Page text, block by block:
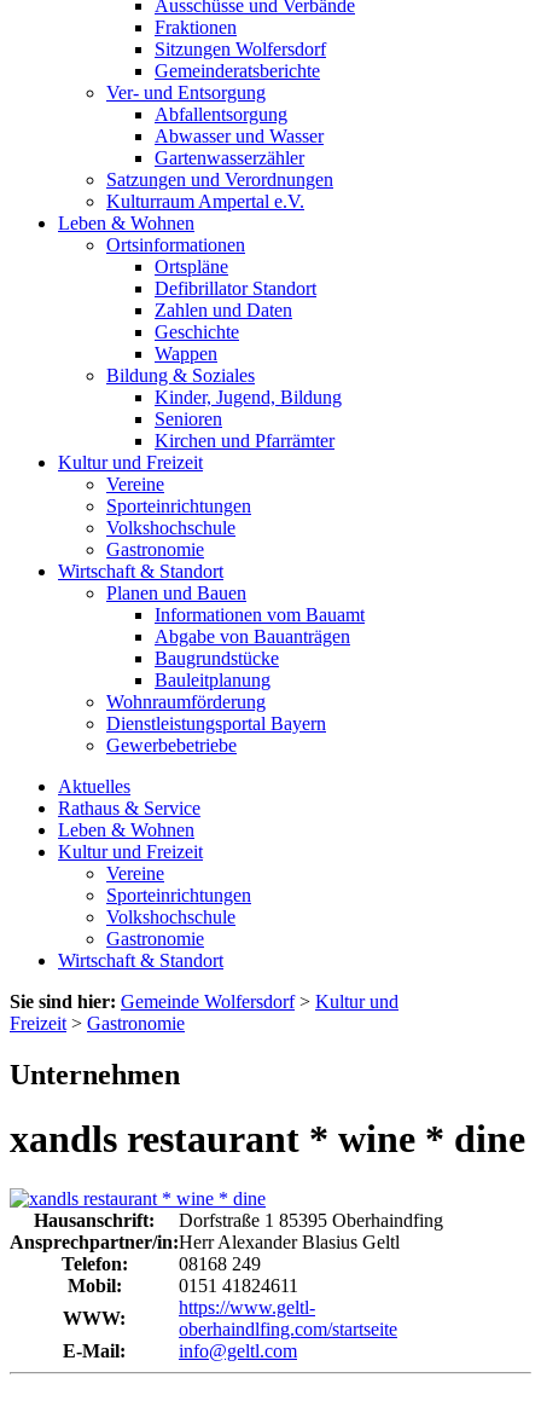
Ausschüsse und Verbände
Fraktionen
Sitzungen Wolfersdorf
Gemeinderatsberichte
Ver- und Entsorgung
Abfallentsorgung
Abwasser und Wasser
Gartenwasserzähler
Satzungen und Verordnungen
Kulturraum Ampertal e.V.
Leben & Wohnen
Ortsinformationen
Ortspläne
Defibrillator Standort
Zahlen und Daten
Geschichte
Wappen
Bildung & Soziales
Kinder, Jugend, Bildung
Senioren
Kirchen und Pfarrämter
Kultur und Freizeit
Vereine
Sporteinrichtungen
Volkshochschule
Gastronomie
Wirtschaft & Standort
Planen und Bauen
Informationen vom Bauamt
Abgabe von Bauanträgen
Baugrundstücke
Bauleitplanung
Wohnraumförderung
Dienstleistungsportal Bayern
Gewerbebetriebe
Aktuelles
Rathaus & Service
Leben & Wohnen
Kultur und Freizeit
Vereine
Sporteinrichtungen
Volkshochschule
Gastronomie
Wirtschaft & Standort
Sie sind hier: Gemeinde Wolfersdorf> Kultur und
Freizeit > Gastronomie
Unternehmen
xandls restaurant * wine * dine
Hausanschrift: Dorfstraße 1 85395 Oberhaindfing
Ansprechpartner/in:Herr Alexander Blasius Geltl
Telefon:
08168 249
Mobil:
0151 41824611
WWW:
https://www.geltl-
oberhaindlfing.com/startseite
E-Mail:
info@geltl.com